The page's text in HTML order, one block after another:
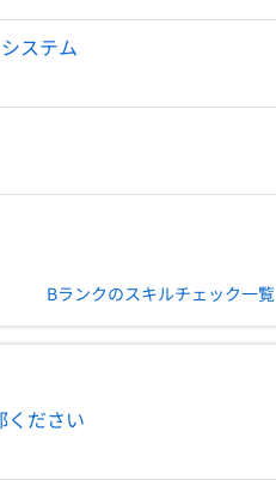
ステム
Bランクのスキルチェック一覧
ください